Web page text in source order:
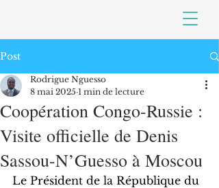
Post
Coopération Congo-Russie :
Visite officielle de Denis
Sassou-N’Guesso à Moscou
Rodrigue Nguesso
8 mai 2025 1 min de lecture
Le Président de la République du